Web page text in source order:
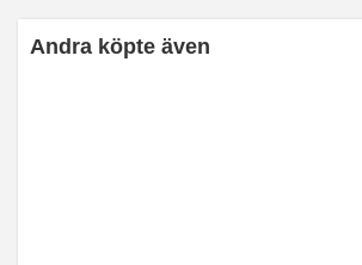
Andra köpte även